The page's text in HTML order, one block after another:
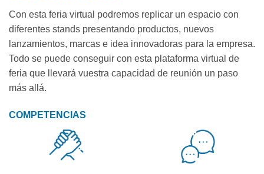
Con esta feria virtual podremos replicar un espacio con
diferentes stands presentando productos, nuevos
lanzamientos, marcas e idea innovadoras para la empresa.
Todo se puede conseguir con esta plataforma virtual de
feria que llevará vuestra capacidad de reunión un paso
más allá.
COMPETENCIAS